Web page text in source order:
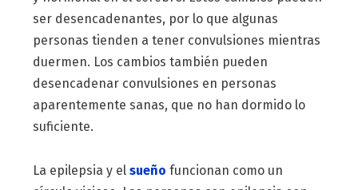
ser desencadenantes, por lo que algunas
personas tienden a tener convulsiones mientras
duermen. Los cambios también pueden
desencadenar convulsiones en personas
aparentemente sanas, que no han dormido lo
suficiente.
La epilepsia y el sueño funcionan como un